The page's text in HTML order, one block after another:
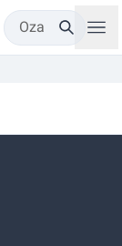
Oza